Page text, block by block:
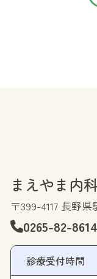
まえやま内
〒399-4117 長野
0265-82-8614
診療受付時間